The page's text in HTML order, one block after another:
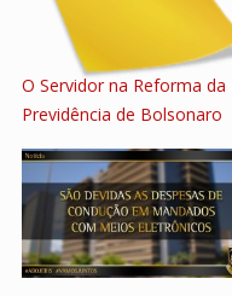
O Servidor na Reforma da
Previdência de Bolsonaro